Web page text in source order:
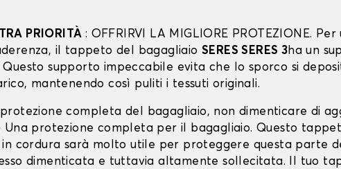
PRIORITÀ : OFFRIRVI LA MIGLIORE PROTEZIONE. Per
il tappeto del bagagliaio SERES SERES 3ha un
supporto impeccabile evita che lo sporco si
mantenendo così puliti i tessuti originali.
completa del bagagliaio, non dimenticare di
protezione completa per il bagagliaio. Questo
in cordura sarà molto utile per proteggere questa parte
dimenticata e tuttavia altamente sollecitata. Il tuo